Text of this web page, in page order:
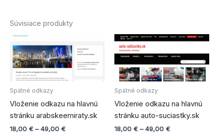
Súvisiace produkty
Spätné odkazy
Vloženie odkazu na hlavnú
stránku arabskeemiraty.sk
18,00 € – 49,00 €
range:
18,00 €
through
49,00 €
produkt
má
viacero
variantov.
vybrať
Spätné odkazy
Vloženie odkazu na hlavnú
stránku auto-suciastky.sk
18,00 € – 49,00 €
Price
18,00 €
through
49,00 €
Tento
má